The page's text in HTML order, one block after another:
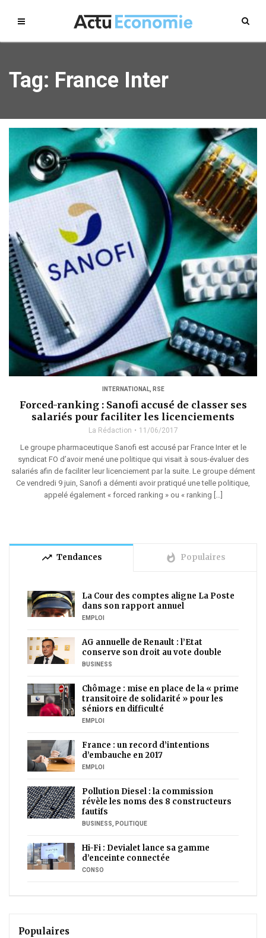
Tag: France Inter
INTERNATIONAL, RSE
Forced-ranking : Sanofi accusé de classer ses
salariés pour faciliter les licenciements
La Rédaction 11/06/2017
Le groupe pharmaceutique Sanofi est accusé par France Inter et le
syndicat FO d’avoir mené une politique qui visait à sous-évaluer des
salariés afin de faciliter leur licenciement par la suite. Le groupe dément
Ce vendredi 9 juin, Sanofi a démenti avoir pratiqué une telle politique,
appelé également « forced ranking » ou « ranking […]
trending_up Tendances whatshot Populaires
La Cour des comptes aligne La Poste
dans son rapport annuel
EMPLOI
AG annuelle de Renault : l’Etat
conserve son droit au vote double
BUSINESS
Chômage : mise en place de la « prime
transitoire de solidarité » pour les
séniors en difficulté
EMPLOI
France : un record d’intentions
d’embauche en 2017
EMPLOI
Pollution Diesel : la commission
révèle les noms des 8 constructeurs
fautifs
BUSINESS, POLITIQUE
Hi-Fi : Devialet lance sa gamme
d’enceinte connectée
CONSO
Populaires